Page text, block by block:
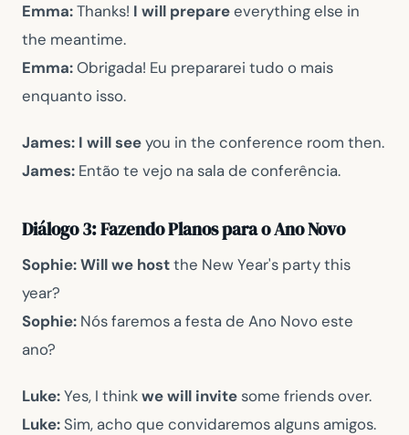
Emma:Thanks! I will prepareeverything else in
the meantime.
Emma:Obrigada! Eu prepararei tudo o mais
enquanto isso.
James: I will seeyou in the conference room then.
James: Então te vejo na sala de conferência.
Diálogo 3: Fazendo Planos para o Ano Novo
Sophie:Will we hostthe New Year's party this
year?
Sophie: Nós faremos a festa de Ano Novo este
ano?
Luke:Yes, I thinkwe will invitesome friends over.
Luke: Sim, acho que convidaremos alguns amigos.